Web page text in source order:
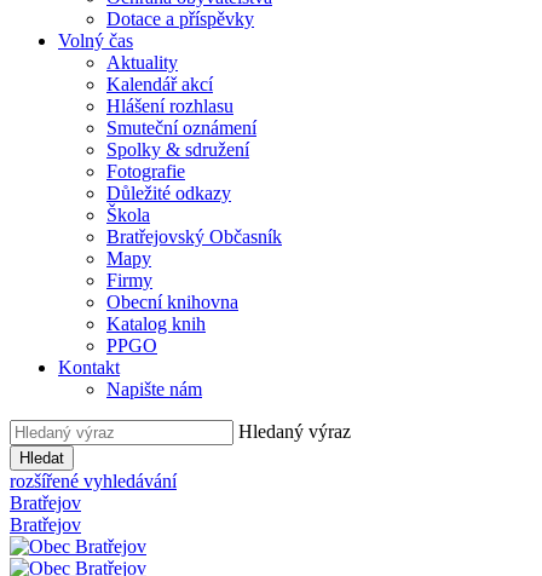
Dotace a příspěvky
Volný čas
Aktuality
Kalendář akcí
Hlášení rozhlasu
Smuteční oznámení
Spolky & sdružení
Fotografie
Důležité odkazy
Škola
Bratřejovský Občasník
Mapy
Firmy
Obecní knihovna
Katalog knih
PPGO
Kontakt
Napište nám
Hledaný výraz
Hledat
rozšířené vyhledávání
Bratřejov
Bratřejov